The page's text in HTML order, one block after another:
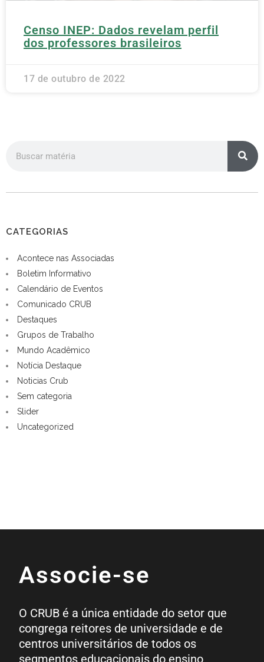
Censo INEP: Dados revelam perfil
dos professores brasileiros
17 de outubro de 2022
CATEGORIAS
Acontece nas Associadas
Boletim Informativo
Calendário de Eventos
Comunicado CRUB
Destaques
Grupos de Trabalho
Mundo Acadêmico
Notícia Destaque
Noticias Crub
Sem categoria
Slider
Uncategorized
Associe-se
O CRUB é a única entidade do setor que
congrega reitores de universidade e de
centros universitários de todos os
segmentos educacionais do ensino